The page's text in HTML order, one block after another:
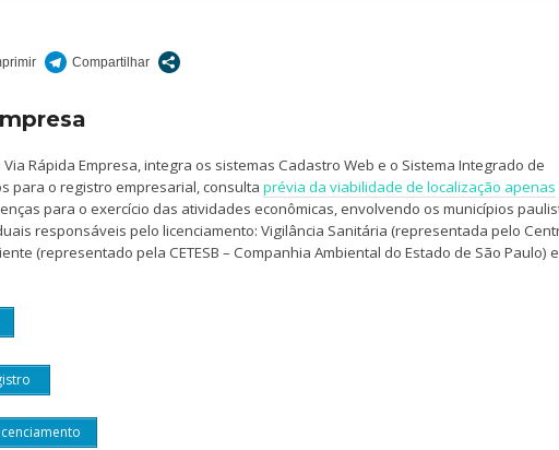
Rápida Empresa, integra os sistemas Cadastro Web e o Sistema Integrado de
para o registro empresarial, consulta prévia da viabilidade de localização apenas
para o exercício das atividades econômicas, envolvendo os municípios
responsáveis pelo licenciamento: Vigilância Sanitária (representada pelo
(representado pela CETESB – Companhia Ambiental do Estado de São Paulo) e